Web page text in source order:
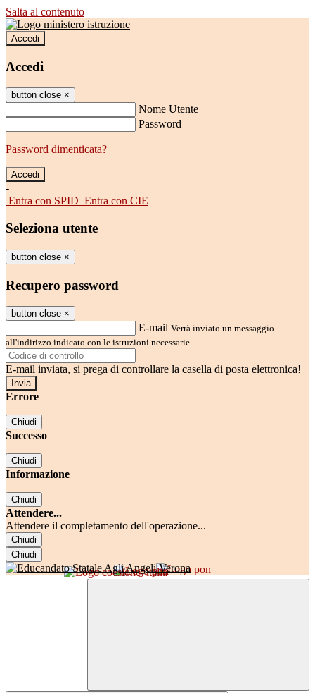
Salta al contenuto
Accedi
Accedi
button close ×
Nome Utente
Password
Password dimenticata?
-
Entra con SPID Entra con CIE
Seleziona utente
button close ×
Recupero password
button close ×
E-mail Verrà inviato un messaggio
all'indirizzo indicato con le istruzioni necessarie.
E-mail inviata, si prega di controllare la casella di posta elettronica!
Errore
Chiudi
Successo
Chiudi
Informazione
Chiudi
Attendere...
Attendere il completamento dell'operazione...
Chiudi
Chiudi